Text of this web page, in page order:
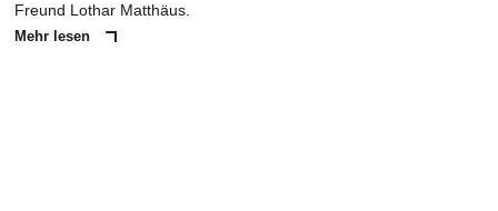
Freund Lothar Matthäus.
Mehr lesen